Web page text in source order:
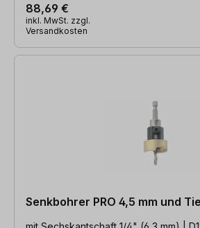
88,69 €
inkl. MwSt. zzgl.
Versandkosten
Senkbohrer PRO 4,5 mm und